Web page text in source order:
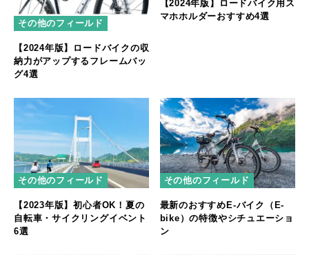
その他のフィールド
【2024年版】ロードバイクの収
納力がアップするフレームバッ
グ4選
【2024年版】ロードバイク用ス
マホホルダーおすすめ4選
その他のフィールド
【2023年版】初心者OK！夏の
自転車・サイクリングイベント
6選
その他のフィールド
最新のおすすめE-バイク（E-
bike）の特徴やシチュエーショ
ン